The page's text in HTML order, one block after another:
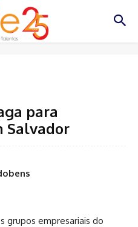
para
Salvador
grupos empresariais do